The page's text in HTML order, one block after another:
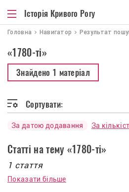
Історія Кривого Рогу
Головна Навигатор Результат
«1780-ті»
Знайдено 1 матеріал
Сортувати:
За датою додавання За
Статті на тему «1780-ті»
1 стаття
Показати більше